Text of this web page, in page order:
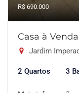
R$ 690.000
Casa à
Jardim
2 Quartos 3